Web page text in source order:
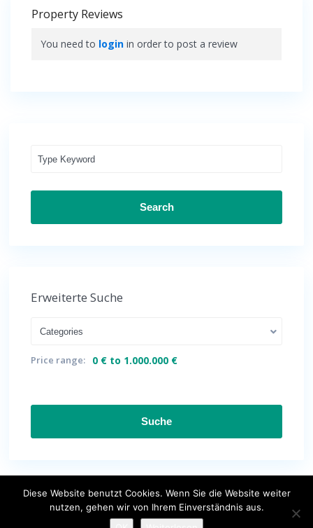
Property Reviews
You need to login in order to post a review
Search
Erweiterte Suche
Categories
Price range: 0 € to 1.000.000 €
Suche
Impressum Datenschutzerklärung
Diese Website benutzt Cookies. Wenn Sie die Website weiter
nutzen, gehen wir von Ihrem Einverständnis aus.